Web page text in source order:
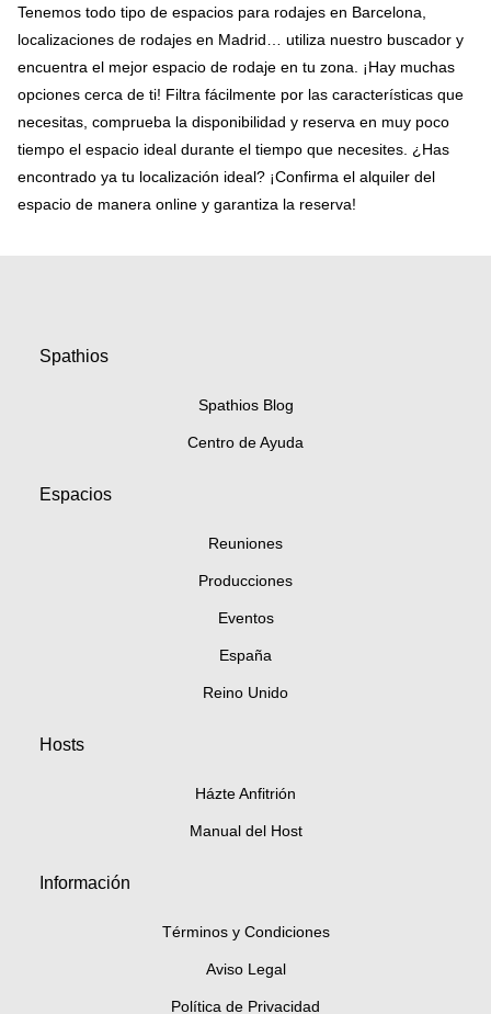
Tenemos todo tipo de espacios para rodajes en Barcelona,
localizaciones de rodajes en Madrid… utiliza nuestro buscador y
encuentra el mejor espacio de rodaje en tu zona. ¡Hay muchas
opciones cerca de ti! Filtra fácilmente por las características que
necesitas, comprueba la disponibilidad y reserva en muy poco
tiempo el espacio ideal durante el tiempo que necesites. ¿Has
encontrado ya tu localización ideal? ¡Confirma el alquiler del
espacio de manera online y garantiza la reserva!
Spathios
Spathios Blog
Centro de Ayuda
Espacios
Reuniones
Producciones
Eventos
España
Reino Unido
Hosts
Házte Anfitrión
Manual del Host
Información
Términos y Condiciones
Aviso Legal
Política de Privacidad